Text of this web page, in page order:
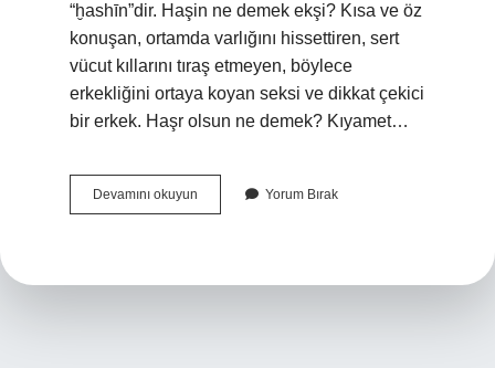
“ḫashīn”dir. Haşin ne demek ekşi? Kısa ve öz
konuşan, ortamda varlığını hissettiren, sert
vücut kıllarını tıraş etmeyen, böylece
erkekliğini ortaya koyan seksi ve dikkat çekici
bir erkek. Haşr olsun ne demek? Kıyamet…
Devamını okuyun
Ne
Yorum Bırak